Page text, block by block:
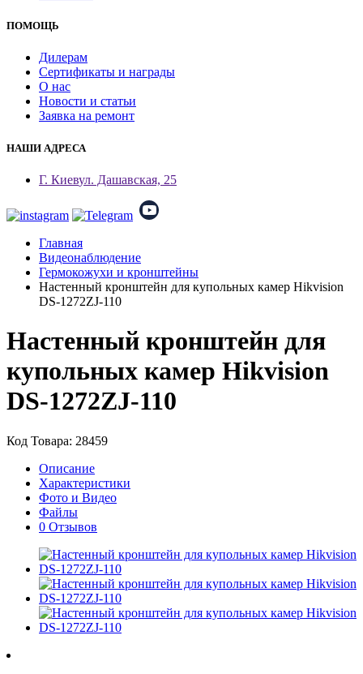
ПОМОЩЬ
Дилерам
Сертификаты и награды
О нас
Новости и статьи
Заявка на ремонт
НАШИ АДРЕСА
Г. Киевул. Дашавская, 25
Главная
Видеонаблюдение
Гермокожухи и кронштейны
Настенный кронштейн для купольных камер Hikvision
DS-1272ZJ-110
Настенный кронштейн для
купольных камер Hikvision
DS-1272ZJ-110
Код Товара: 28459
Описание
Характеристики
Фото и Видео
Файлы
0 Отзывов